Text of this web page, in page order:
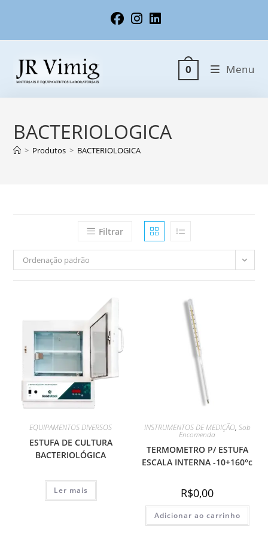
0 Menu
BACTERIOLOGICA
> Produtos > BACTERIOLOGICA
Filtrar
Ordenação padrão
EQUIPAMENTOS DIVERSOS
ESTUFA DE CULTURA
BACTERIOLÓGICA
Ler mais
INSTRUMENTOS DE MEDIÇÃO, Sob
Encomenda
TERMOMETRO P/ ESTUFA
ESCALA INTERNA -10+160°c
R$0,00
Adicionar ao carrinho